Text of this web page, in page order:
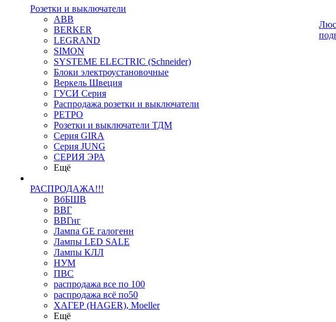
Розетки и выключатели
ABB
BERKER
LEGRAND
SIMON
SYSTEME ELECTRIC (Schneider)
Блоки электроустановочные
Веркель Швеция
ГУСИ Серия
Распродажа розетки и выключатели
РЕТРО
Розетки и выключатели ТДМ
Серия GIRA
Серия JUNG
СЕРИЯ ЭРА
Ещё
РАСПРОДАЖА!!!
ВбБШВ
ВВГ
ВВГнг
Лампа GE галогенн
Лампы LED SALE
Лампы КЛЛ
НУМ
ПВС
распродажа все по 100
распродажа всё по50
ХАГЕР (HAGER), Moeller
Ещё